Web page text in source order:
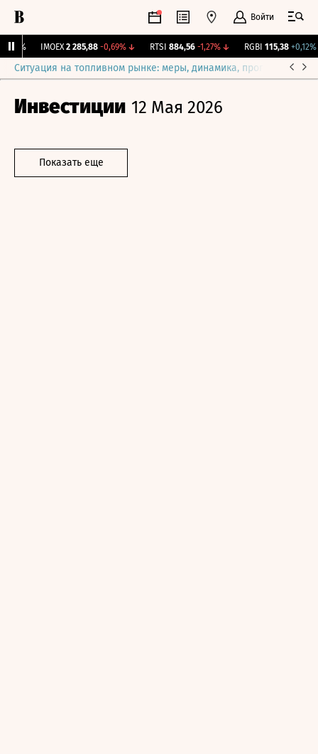
Войти
IMOEX 2 285,88 -0,69%↓ RTSI 884,56 -1,27%↓ RGBI 115,38 +0,12%↑
Ситуация на топливном рынке: меры, динамика, прогнозы
Инвестиции 12 Мая 2026
Показать еще